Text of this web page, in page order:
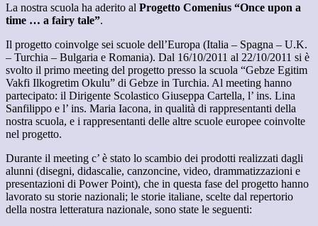
La nostra scuola ha aderito al Progetto Comenius “Once upon a
time … a fairy tale”.
Il progetto coinvolge sei scuole dell’Europa (Italia – Spagna – U.K.
– Turchia – Bulgaria e Romania). Dal 16/10/2011 al 22/10/2011 si è
svolto il primo meeting del progetto presso la scuola “Gebze Egitim
Vakfi Ilkogretim Okulu” di Gebze in Turchia. Al meeting hanno
partecipato: il Dirigente Scolastico Giuseppa Cartella, l’ ins. Lina
Sanfilippo e l’ ins. Maria Iacona, in qualità di rappresentanti della
nostra scuola, e i rappresentanti delle altre scuole europee coinvolte
nel progetto.
Durante il meeting c’ è stato lo scambio dei prodotti realizzati dagli
alunni (disegni, didascalie, canzoncine, video, drammatizzazioni e
presentazioni di Power Point), che in questa fase del progetto hanno
lavorato su storie nazionali; le storie italiane, scelte dal repertorio
della nostra letteratura nazionale, sono state le seguenti: